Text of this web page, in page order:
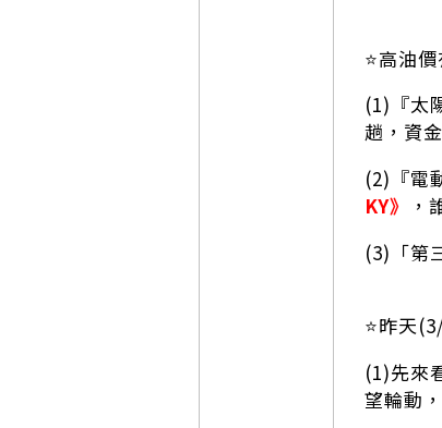
⭐️高油
(1)『太
趟，資
(2)『電
KY》
，
(3)「第
⭐️昨天
(1)先來
望輪動